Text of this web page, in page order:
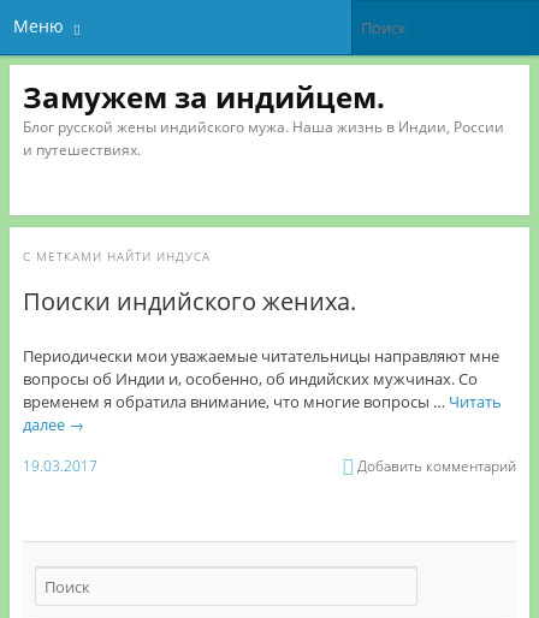
Меню
Замужем за индийцем.
Блог русской жены индийского мужа. Наша жизнь в Индии, России
и путешествиях.
С МЕТКАМИ НАЙТИ ИНДУСА
Поиски индийского жениха.
Периодически мои уважаемые читательницы направляют мне
вопросы об Индии и, особенно, об индийских мужчинах. Со
временем я обратила внимание, что многие вопросы … Читать
далее →
19.03.2017 Добавить комментарий